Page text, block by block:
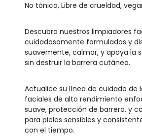
No tónico, Libre de crueldad,
Descubra nuestros limpiadores
cuidadosamente formulados y
suavemente, calmar, y apoya la
sin destruir la barrera cutánea.
Actualice su línea de cuidado de
faciales de alto rendimiento
suave, protección de barrera, y
para pieles sensibles y
con el tiempo.